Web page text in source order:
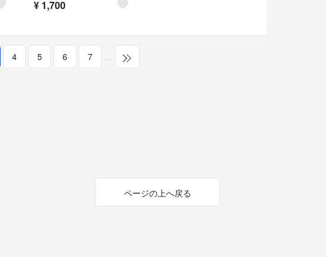
¥ 1,700
4 5 6 7 …
ページの上へ戻る